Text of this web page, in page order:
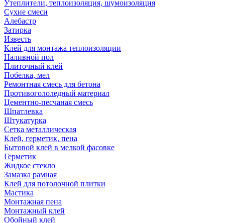
Утеплители, теплоизоляция, шумоизоляция
Сухие смеси
Алебастр
Затирка
Известь
Клей для монтажа теплоизоляции
Наливной пол
Плиточный клей
Побелка, мел
Ремонтная смесь для бетона
Противогололедный материал
Цементно-песчаная смесь
Шпатлевка
Штукатурка
Сетка металлическая
Клей, герметик, пена
Бытовой клей в мелкой фасовке
Герметик
Жидкое стекло
Замазка рамная
Клей для потолочной плитки
Мастика
Монтажная пена
Монтажный клей
Обойный клей